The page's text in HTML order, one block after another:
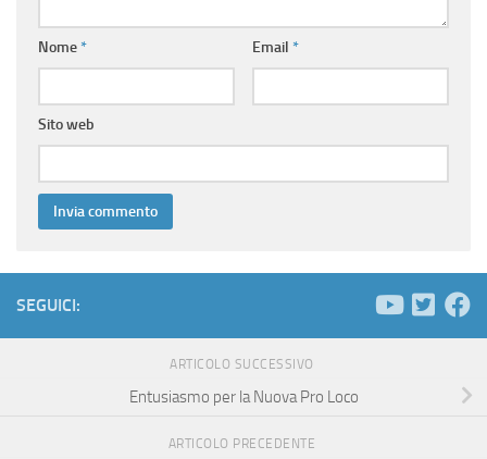
Nome* Email *
Sito web
SEGUICI:
ARTICOLO SUCCESSIVO
Entusiasmo per la Nuova Pro Loco
ARTICOLO PRECEDENTE